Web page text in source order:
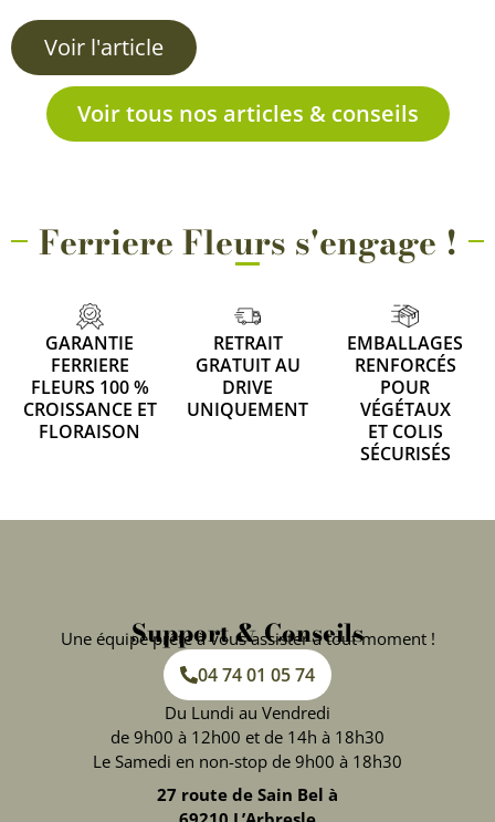
Voir l'article
Voir tous nos articles & conseils
Ferriere Fleurs s'engage !
GARANTIE
FERRIERE
FLEURS 100 %
CROISSANCE ET
FLORAISON
RETRAIT
GRATUIT AU
DRIVE
UNIQUEMENT
EMBALLAGES
RENFORCÉS
POUR
VÉGÉTAUX
ET COLIS
SÉCURISÉS
Support & Conseils
Une équipe prête à vous assister à tout moment !
04 74 01 05 74
Du Lundi au Vendredi
de 9h00 à 12h00 et de 14h à 18h30
Le Samedi en non-stop de 9h00 à 18h30
27 route de Sain Bel à